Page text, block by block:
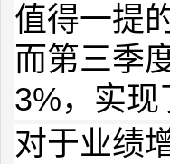
值得一提
而第三季
3%，实现
对于业绩